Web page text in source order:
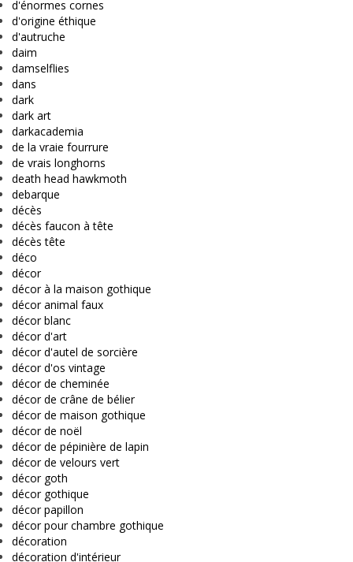
d'énormes cornes
d'origine éthique
d'autruche
daim
damselflies
dans
dark
dark art
darkacademia
de la vraie fourrure
de vrais longhorns
death head hawkmoth
debarque
décès
décès faucon à tête
décès tête
déco
décor
décor à la maison gothique
décor animal faux
décor blanc
décor d'art
décor d'autel de sorcière
décor d'os vintage
décor de cheminée
décor de crâne de bélier
décor de maison gothique
décor de noël
décor de pépinière de lapin
décor de velours vert
décor goth
décor gothique
décor papillon
décor pour chambre gothique
décoration
décoration d'intérieur